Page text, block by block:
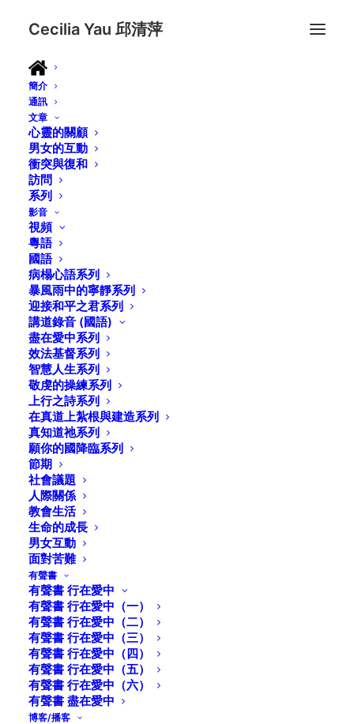
Cecilia Yau 邱清萍
簡介
通訊
文章
心靈的關顧
男女的互動
衝突與復和
訪問
系列
影音
視頻
粵語
國語
病榻心語系列
暴風雨中的寧靜系列
迎接和平之君系列
講道錄音 (國語)
盡在愛中系列
效法基督系列
智慧人生系列
敬虔的操練系列
上行之詩系列
在真道上紮根與建造系列
真知道祂系列
願你的國降臨系列
節期
社會議題
人際關係
教會生活
生命的成長
男女互動
面對苦難
有聲書
有聲書 行在愛中
有聲書 行在愛中（一）
有聲書 行在愛中（二）
有聲書 行在愛中（三）
有聲書 行在愛中（四）
有聲書 行在愛中（五）
有聲書 行在愛中（六）
有聲書 盡在愛中
博客/播客
通訊2021-02
新春平安蒙福！
本人網頁ceciyau.org去年出爐了！上面刊載了我寫過的
文章、講過的道、出版過的書與視頻，還有《培育教會和
睦文化》的網上課程，已經在教會和神學院應用。這個月
我也開始對話式的「播客」(podcast)專欄。
去年發生的疫情之災至今未了，這幾年美國社會風雲變
幻，福音派信徒與教會正面臨漫天峰火的挑戰：真理的混
淆、政見兩極化、宗教與仇恨、愛與真理能不能兼容？基
督教國家的情結、領袖晚節不保、多元文化與合一、男女
平等與合一、種族歧視、性別與身份等。這些現象使我們
感到困惑，也常常陷入左右為難的局面，需要在播客專欄
一同來交流與反省。我們也邀請一些對專題有心又有經驗
的專家，一同對話探討，提高我們的警覺與辨識力，好叫
我們能明察神要我們在這樣的世代，如何傳遞祂的光與